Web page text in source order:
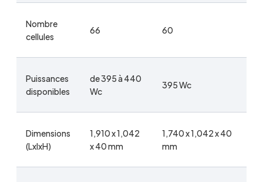
Nombre
cellules
66 60
Puissances
disponibles
de 395 à 440
Wc
395 Wc
Dimensions
(LxlxH)
1,910 x 1,042
x 40 mm
1,740 x 1,042 x 40
mm